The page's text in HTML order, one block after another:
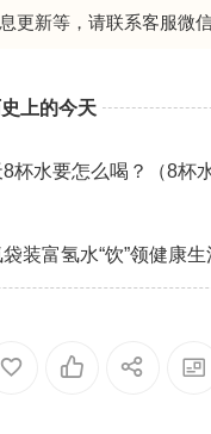
更新等，请联系客服微
上的今天
杯水要怎么喝？（8杯
装富氢水“饮”领健康生